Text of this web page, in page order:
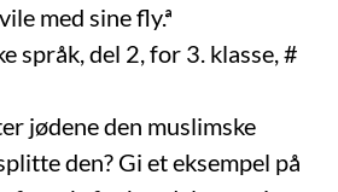
med sine fly.ª
språk, del 2, for 3. klasse, #
jødene den muslimske
den? Gi et eksempel på